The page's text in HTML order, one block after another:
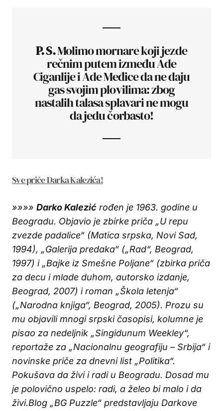
P. S.Molimo mornare koji jezde
rečnim putem između Ade
Ciganlije i Ade Međice da ne daju
gas svojim plovilima: zbog
nastalih talasa splavari ne mogu
da jedu čorbasto!
Sve priče Darka Kalezića!
»»»» Darko Kalezić rođen je 1963. godine u
Beogradu. Objavio je zbirke priča „U repu
zvezde padalice“ (Matica srpska, Novi Sad,
1994), „Galerija predaka“ („Rad“, Beograd,
1997) i „Bajke iz Smešne Poljane“ (zbirka priča
za decu i mlade duhom, autorsko izdanje,
Beograd, 2007) i roman „Škola letenja“
(„Narodna knjiga“, Beograd, 2005). Prozu su
mu objavili mnogi srpski časopisi, kolumne je
pisao za nedeljnik „Singidunum Weekley“,
reportaže za „Nacionalnu geografiju – Srbija“ i
novinske priče za dnevni list „Politika“.
Pokušava da živi i radi u Beogradu. Dosad mu
je polovično uspelo: radi, a želeo bi malo i da
živi.Blog „BG Puzzle“ predstavljaju Darkove